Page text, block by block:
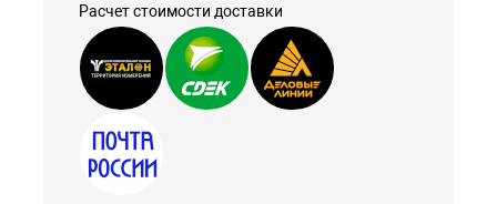
Расчет стоимости доставки